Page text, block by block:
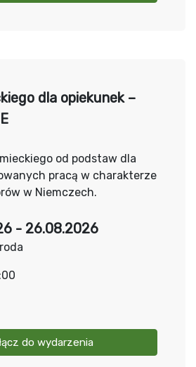
- 26.08.2026
do wydarzenia
dla opiekunek –
od podstaw dla
pracą w charakterze
w Niemczech.